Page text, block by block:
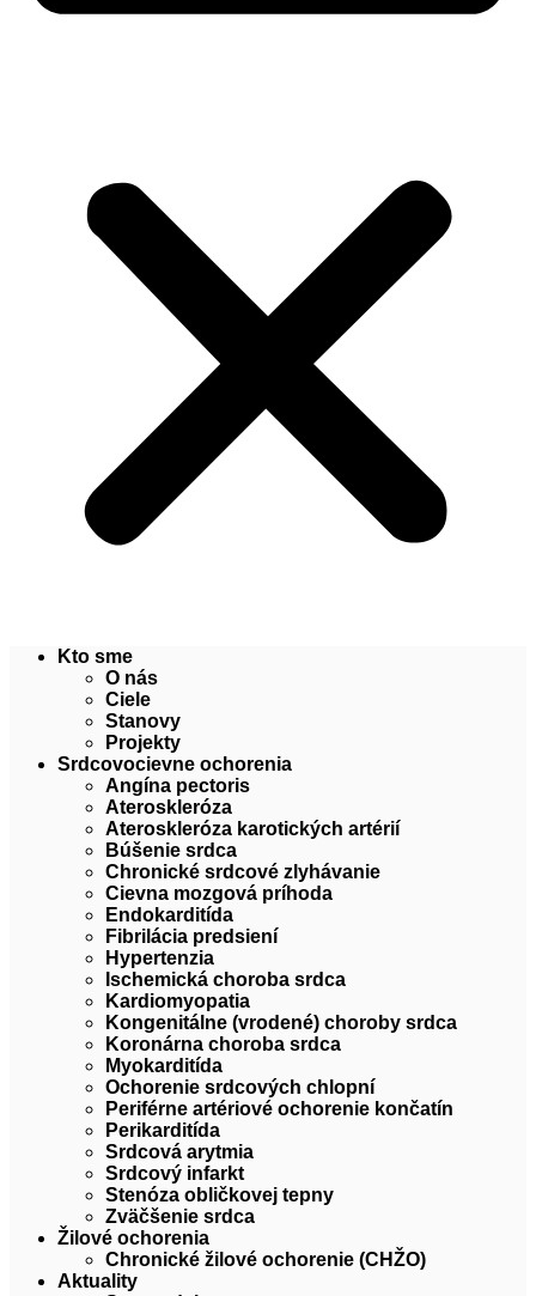
Kto sme
O nás
Ciele
Stanovy
Projekty
Srdcovocievne ochorenia
Angína pectoris
Ateroskleróza
Ateroskleróza karotických artérií
Búšenie srdca
Chronické srdcové zlyhávanie
Cievna mozgová príhoda
Endokarditída
Fibrilácia predsiení
Hypertenzia
Ischemická choroba srdca
Kardiomyopatia
Kongenitálne (vrodené) choroby srdca
Koronárna choroba srdca
Myokarditída
Ochorenie srdcových chlopní
Periférne artériové ochorenie končatín
Perikarditída
Srdcová arytmia
Srdcový infarkt
Stenóza obličkovej tepny
Zväčšenie srdca
Žilové ochorenia
Chronické žilové ochorenie (CHŽO)
Aktuality